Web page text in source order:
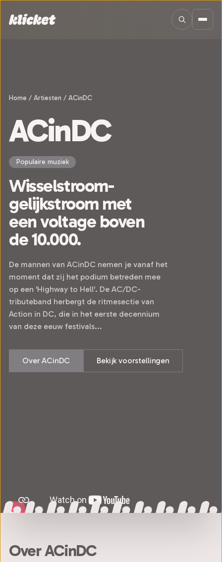
Home / Artiesten / ACinDC
ACinDC
Populaire muziek
Wisselstroom-
gelijkstroom met
een voltage boven
de 10.000.
De mannen van ACinDC nemen je vanaf het
moment dat zij het podium betreden mee
op een 'Highway to Hell'. De AC/DC-
tributeband herbergt de ritmesectie van
Action in DC, die in het eerste decennium
van deze eeuw festivals...
Over ACinDC Bekijk voorstellingen
Over ACinDC